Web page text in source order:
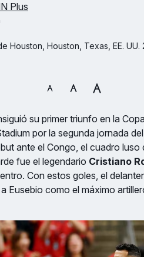
Plus
Houston, Houston, Texas, EE.
su primer triunfo en la
por la segunda jornada
ante el Congo, el cuadro
fue el legendario Cristiano
Con estos goles, el
Eusebio como el máximo